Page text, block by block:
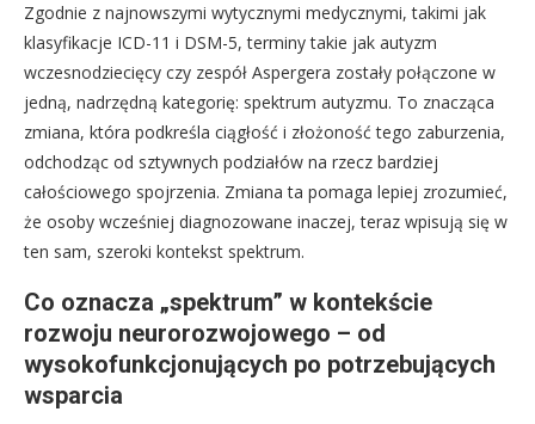
Zgodnie z najnowszymi wytycznymi medycznymi, takimi jak
klasyfikacje ICD-11 i DSM-5, terminy takie jak autyzm
wczesnodziecięcy czy zespół Aspergera zostały połączone w
jedną, nadrzędną kategorię: spektrum autyzmu. To znacząca
zmiana, która podkreśla ciągłość i złożoność tego zaburzenia,
odchodząc od sztywnych podziałów na rzecz bardziej
całościowego spojrzenia. Zmiana ta pomaga lepiej zrozumieć,
że osoby wcześniej diagnozowane inaczej, teraz wpisują się w
ten sam, szeroki kontekst spektrum.
Co oznacza „spektrum” w kontekście
rozwoju neurorozwojowego – od
wysokofunkcjonujących po potrzebujących
wsparcia